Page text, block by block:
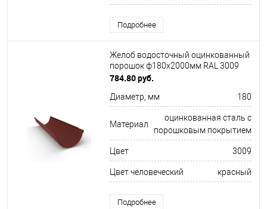
Подробнее
Желоб водосточный оцинкованный
порошок ф180х2000мм RAL 3009
784.80 руб.
Диаметр, мм 180
Материал
оцинкованная сталь с
порошковым покрытием
Цвет 3009
Цвет человеческий красный
Подробнее